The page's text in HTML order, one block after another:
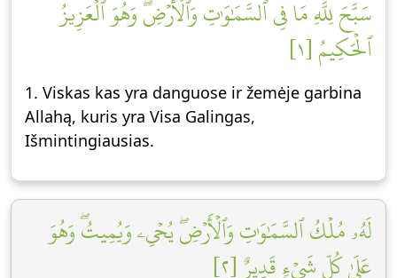
سَبَّحَ لِلَّهِ مَا فِي ٱلسَّمَٰوَٰتِ وَٱلۡأَرۡضِۖ وَهُوَ ٱلۡعَزِيزُ
ٱلۡحَكِيمُ [١]
1. Viskas kas yra danguose ir žemėje garbina
Allahą, kuris yra Visa Galingas,
Išmintingiausias.
لَهُۥ مُلۡكُ ٱلسَّمَٰوَٰتِ وَٱلۡأَرۡضِۖ يُحۡيِۦ وَيُمِيتُۖ وَهُوَ
عَلَىٰ كُلِّ شَيۡءٖ قَدِيرٌ [٢]